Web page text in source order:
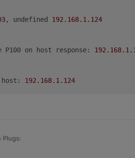
, undefined 192.168.1 .124
P100 on host response:
192.168.1
host:
192.168.1 .124
on host:
Plugs: